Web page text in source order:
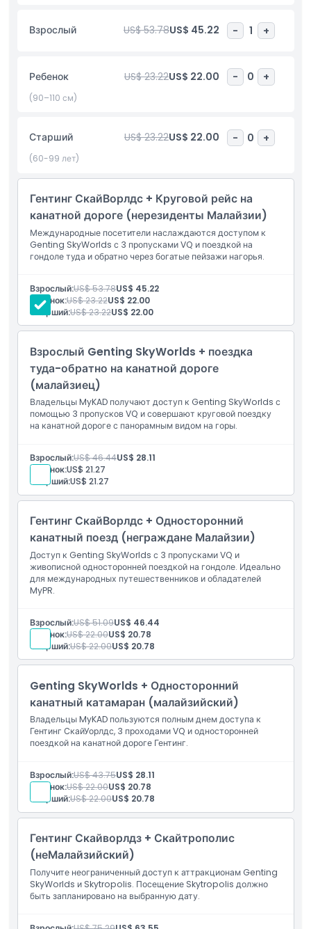
повествования. Когда вам понадобится передышка от
волнения, насладитесь разнообразием ресторанов,
Независимо от того, ищете ли вы острые ощущения или
семейный отдых, Джентинг СкайУорлдс гарантирует полный
день веселья, смеха и незабываемых воспоминаний
Основные моменты
Включено
Политика в отношении детей и взрослых
Часы работы
Вещи, которые нужно знать
Местоположение
Как воспользоваться
Политика отмены
Взрослый US$ 53.78US$ 45.22 - 1 +
Ребенок US$ 23.22US$ 22.00 - 0 +
(90–110 см)
Старший US$ 23.22US$ 22.00 - 0 +
(60-99 лет)
Гентинг СкайВорлдс + Круговой рейс на
канатной дороге (нерезиденты Малайзии)
Международные посетители наслаждаются доступом к
Genting SkyWorlds с 3 пропусками VQ и поездкой на
гондоле туда и обратно через богатые пейзажи нагорья.
Взрослый:US$ 53.78US$ 45.22
Ребенок:US$ 23.22US$ 22.00
Старший:US$ 23.22US$ 22.00
Взрослый Genting SkyWorlds + поездка
туда-обратно на канатной дороге
(малайзиец)
Владельцы MyKAD получают доступ к Genting SkyWorlds с
помощью 3 пропусков VQ и совершают круговой поездку
на канатной дороге с панорамным видом на горы.
Взрослый:US$ 46.44US$ 28.11
Ребенок:US$ 21.27
Старший:US$ 21.27
Гентинг СкайВорлдс + Односторонний
канатный поезд (неграждане Малайзии)
Доступ к Genting SkyWorlds с 3 пропусками VQ и
живописной односторонней поездкой на гондоле. Идеально
для международных путешественников и обладателей
MyPR.
Взрослый:US$ 51.09US$ 46.44
Ребенок:US$ 22.00US$ 20.78
Старший:US$ 22.00US$ 20.78
Genting SkyWorlds + Односторонний
канатный катамаран (малайзийский)
Владельцы MyKAD пользуются полным днем доступа к
Гентинг СкайУорлдс, 3 проходами VQ и односторонней
поездкой на канатной дороге Гентинг.
Взрослый:US$ 43.75US$ 28.11
Ребенок:US$ 22.00US$ 20.78
Старший:US$ 22.00US$ 20.78
Гентинг Скайворлдз + Скайтрополис
(неМалайзийский)
Получите неограниченный доступ к аттракционам Genting
SkyWorlds и Skytropolis. Посещение Skytropolis должно
быть запланировано на выбранную дату.